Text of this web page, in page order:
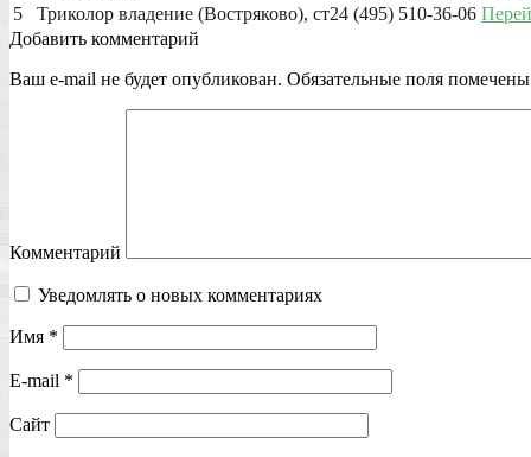
5
Триколор владение (Востряково), ст24 (495) 510-36-06
Добавить комментарий
Ваш e-mail не будет опубликован. Обязательные поля
Комментарий
Уведомлять о новых комментариях
Имя *
E-mail *
Сайт